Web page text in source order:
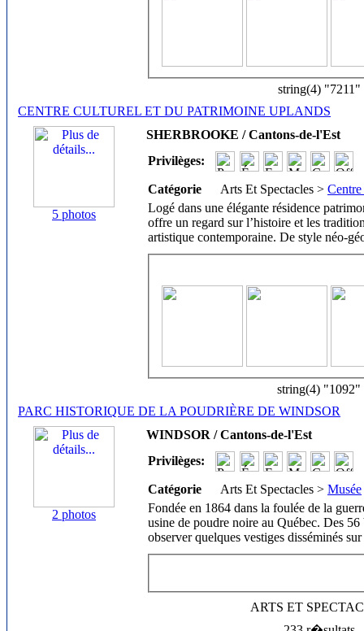
string(4) "7211"
CENTRE CULTUREL ET DU PATRIMOINE UPLANDS
5 photos
SHERBROOKE / Cantons-de-l'Est
Privilèges:
Catégorie Arts Et Spectacles >
Logé dans une élégante résidence
offre un regard sur l’histoire et les
artistique contemporaine. De style néo-
string(4) "1092"
PARC HISTORIQUE DE LA POUDRIÈRE DE WINDSOR
2 photos
WINDSOR / Cantons-de-l'Est
Privilèges:
Catégorie Arts Et Spectacles > Musée
Fondée en 1864 dans la foulée de la
usine de poudre noire au Québec. Des
observer quelques vestiges disséminés
ARTS ET